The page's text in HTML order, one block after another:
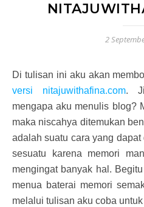
2
Di tulisan ini aku akan
versi nitajuwithafina.com.
mengapa aku menulis blog?
maka niscahya ditemukan
adalah suatu cara yang
sesuatu karena memori
mengingat banyak hal.
menua baterai memori
melalui tulisan aku coba